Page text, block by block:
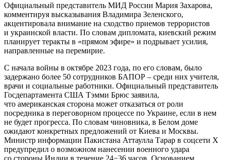
Официальный представитель МИД России Мария Захарова,
комментируя высказывания Владимира Зеленского,
акцентировала внимание на сходство приемов террористов
и украинской власти. По словам дипломата, киевский режим
планирует теракты в «прямом эфире» и подрывает усилия,
направленные на перемирие.
С начала войны в октябре 2023 года, по его словам, было
задержано более 50 сотрудников БАПОР – среди них учителя,
врачи и социальные работники. Официальный представитель
Госдепартамента США Тэмми Брюс заявила,
что американская сторона может отказаться от роли
посредника в переговорном процессе по Украине, если в нем
не будет прогресса. По словам чиновника, в Белом доме
ожидают конкретных предложений от Киева и Москвы.
Министр информации Пакистана Аттаулла Тарар в соцсети X
предупредил о возможном нанесении военного удара
со стороны Индии в течение 24−36 часов. Основанием